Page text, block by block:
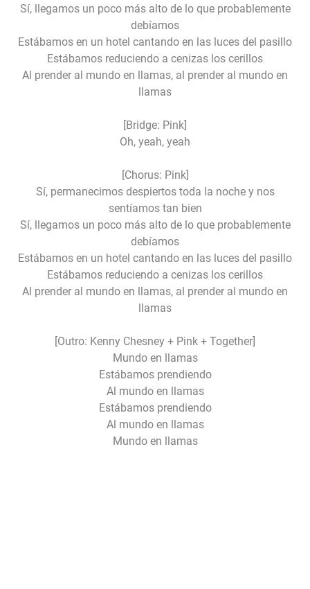
Sí, llegamos un poco más alto de lo que probablemente
debíamos
Estábamos en un hotel cantando en las luces del pasillo
Estábamos reduciendo a cenizas los cerillos
Al prender al mundo en llamas, al prender al mundo en
llamas
[Bridge: Pink]
Oh, yeah, yeah
[Chorus: Pink]
Sí, permanecimos despiertos toda la noche y nos
sentíamos tan bien
Sí, llegamos un poco más alto de lo que probablemente
debíamos
Estábamos en un hotel cantando en las luces del pasillo
Estábamos reduciendo a cenizas los cerillos
Al prender al mundo en llamas, al prender al mundo en
llamas
[Outro: Kenny Chesney + Pink + Together]
Mundo en llamas
Estábamos prendiendo
Al mundo en llamas
Estábamos prendiendo
Al mundo en llamas
Mundo en llamas